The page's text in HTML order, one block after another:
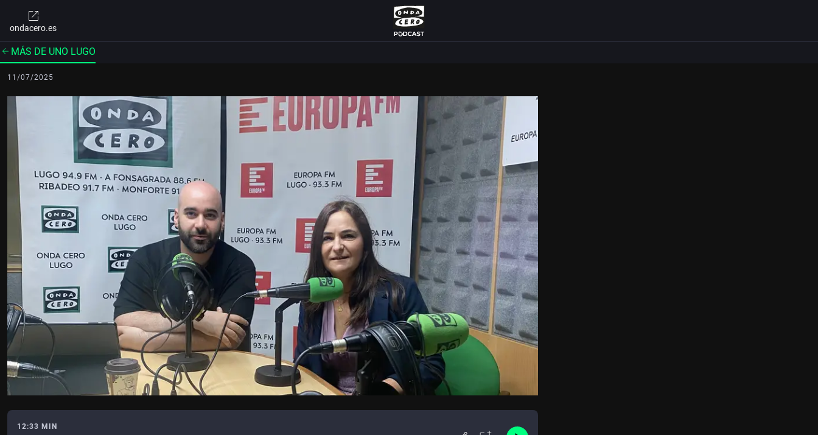
ondacero.es
MÁS DE UNO LUGO
11/07/2025
12:33 MIN